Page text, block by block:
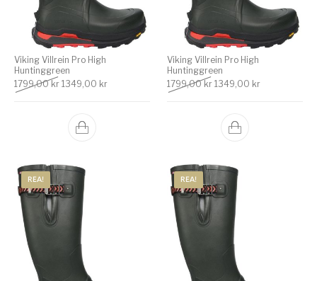
Viking Villrein Pro High
Huntinggreen
1799,00 kr Det ursprungliga priset var: 1799,00 kr.
1349,00 krDet nuvarande priset är: 1349,00 kr.
Viking Villrein Pro High
Huntinggreen
1799,00 kr Det ursprungliga priset
1349,00 krDet
REA! REA!